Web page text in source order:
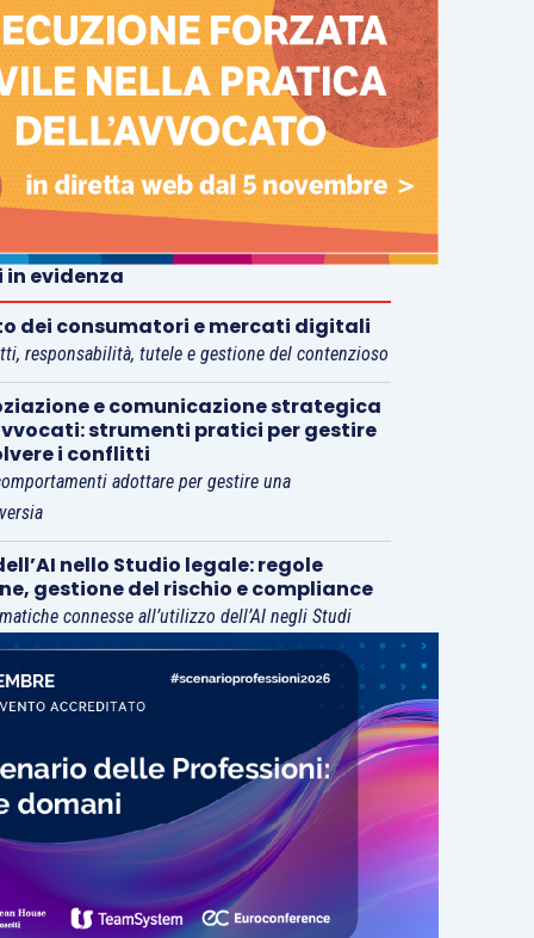
in evidenza
dei consumatori e mercati digitali
responsabilità, tutele e gestione del contenzioso
e comunicazione strategica
strumenti pratici per gestire
i conflitti
adottare per gestire una
nello Studio legale: regole
gestione del rischio e compliance
connesse all’utilizzo dell’AI negli Studi